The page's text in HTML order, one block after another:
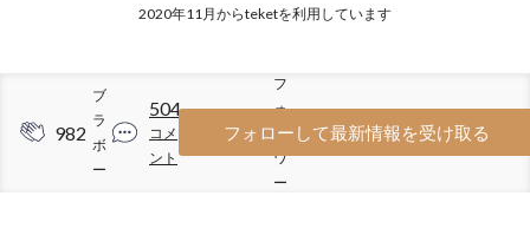
2020年11月からteketを利用しています
982
ブ
ラ
ボ
ー
504
コメ
ント
1825
フ
ォ
ロ
ワ
ー
フォローして最新情報を受け取る